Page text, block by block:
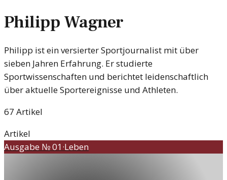
Philipp Wagner
Philipp ist ein versierter Sportjournalist mit über
sieben Jahren Erfahrung. Er studierte
Sportwissenschaften und berichtet leidenschaftlich
über aktuelle Sportereignisse und Athleten.
67 Artikel
Artikel
Ausgabe №01·Leben